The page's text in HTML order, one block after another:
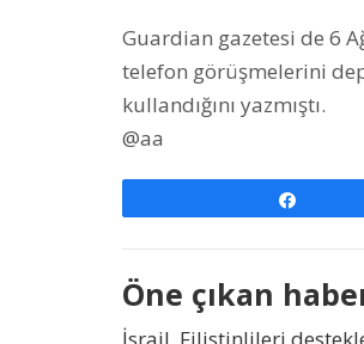
Guardian gazetesi de 6
telefon görüşmelerini
kullandığını yazmıştı.
@aa
Öne çıkan